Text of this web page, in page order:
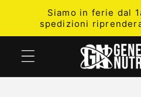
direttamente
ai contenuti
Siamo in ferie dal
spedizioni